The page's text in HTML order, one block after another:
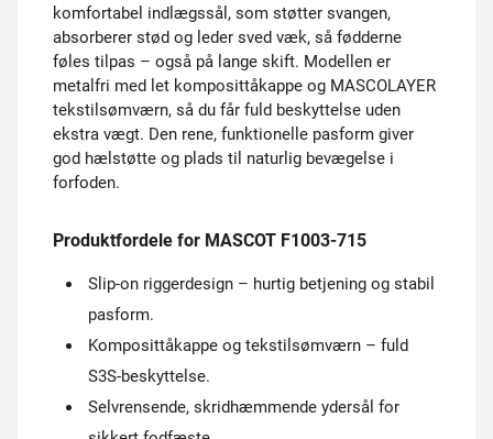
komfortabel indlægssål, som støtter svangen,
absorberer stød og leder sved væk, så fødderne
føles tilpas – også på lange skift. Modellen er
metalfri med let komposittåkappe og MASCOLAYER
tekstilsømværn, så du får fuld beskyttelse uden
ekstra vægt. Den rene, funktionelle pasform giver
god hælstøtte og plads til naturlig bevægelse i
forfoden.
Produktfordele for MASCOT F1003-715
Slip-on riggerdesign – hurtig betjening og stabil
pasform.
Komposittåkappe og tekstilsømværn – fuld
S3S-beskyttelse.
Selvrensende, skridhæmmende ydersål for